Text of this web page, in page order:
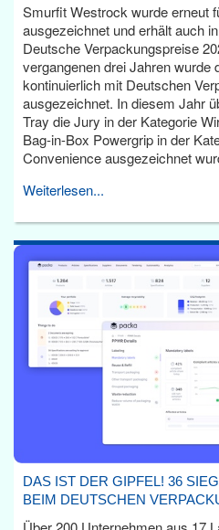
Smurfit Westrock wurde erneut
ausgezeichnet und erhält auch
Deutsche Verpackungspreise
vergangenen drei Jahren wurde
kontinuierlich mit Deutschen
ausgezeichnet. In diesem Jahr
Tray die Jury in der Kategorie
Bag-in-Box Powergrip in der
Convenience ausgezeichnet
Weiterlesen...
DAS IST DER GIPFEL! 36
BEIM DEUTSCHEN